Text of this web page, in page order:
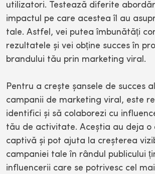
utilizatori. Testează diferite
impactul pe care acestea îl au
tale. Astfel, vei putea îmbunătăți
rezultatele și vei obține succes în
brandului tău prin marketing viral.
Pentru a crește șansele de succes
campanii de marketing viral, este
identifici și să colaborezi cu
tău de activitate. Aceștia au deja o
captivă și pot ajuta la creșterea
campaniei tale în rândul publicului
influencerii care se potrivesc cel